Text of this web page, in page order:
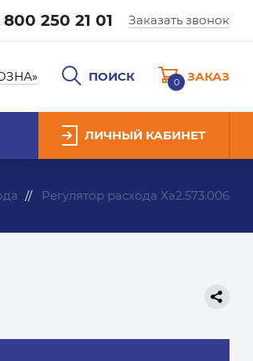
250 21 01 Заказать звонок
ПОИСК 0 ЗАКАЗ
ЛИЧНЫЙ КАБИНЕТ
Регулятор расхода Ха2.573.006